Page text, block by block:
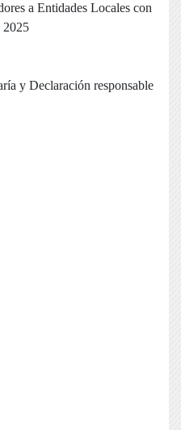
a Entidades Locales con
2025
y Declaración responsable